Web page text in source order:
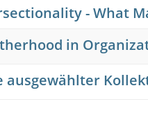
- What
in
ausgewählter